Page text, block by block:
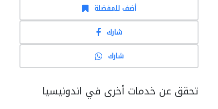
أضف للمفضلة
شارك
شارك
تحقق عن خدمات أخرى في اندونيسيا